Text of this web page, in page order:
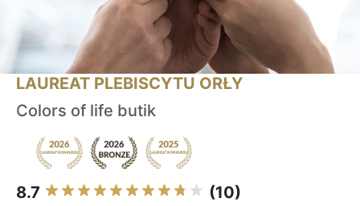
LAUREAT PLEBISCYTU ORŁY
Colors of life butik
8.7 (10)